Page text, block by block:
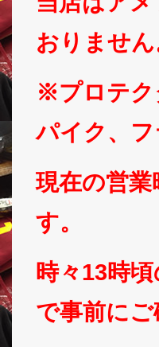
おりません
※プロテク
パイク、
現在の営
す。
時々13時
で事前にご